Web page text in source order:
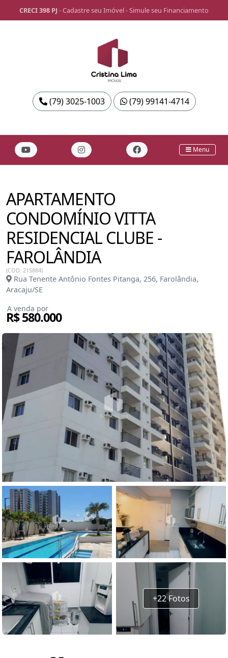
CRECI 398 PJ -Cadastre seu Imóvel-Simule seu Financiamento
(79) 3025-1003 (79) 99141-4714
Menu
APARTAMENTO
CONDOMÍNIO VITTA
RESIDENCIAL CLUBE -
FAROLÂNDIA
(COD: 215884)
Rua Tenente Antônio Fontes Pitanga, 256, Farolândia,
Aracaju/SE
A venda por
R$ 580.000
+22 Fotos